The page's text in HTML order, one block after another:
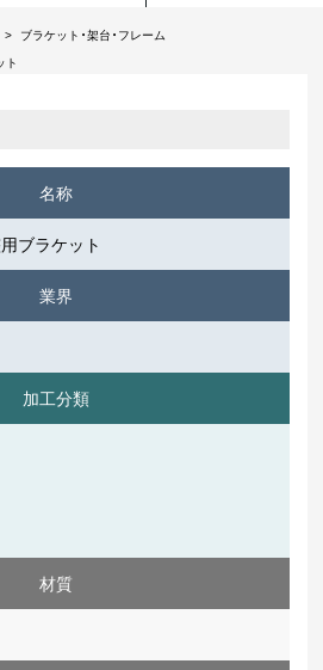
ブラケット・架台・フレーム
ト
名称
ブラケット
業界
加工分類
材質